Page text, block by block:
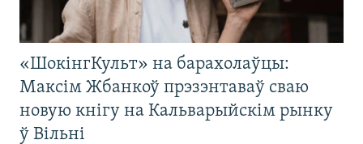
«ШокінгКульт» на барахолаўцы:
Максім Жбанкоў прэзэнтаваў сваю
новую кнігу на Кальварыйскім рынку
ў Вільні